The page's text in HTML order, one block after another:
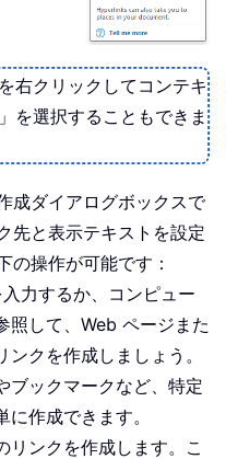
右クリックしてコンテキ
を選択することもできま
成ダイアログボックスで
先と表示テキストを設定
の操作が可能です：
力するか、コンピュー
照して、Web ページまた
クを作成しましょう。
ブックマークなど、特定
作成できます。
リンクを作成します。こ